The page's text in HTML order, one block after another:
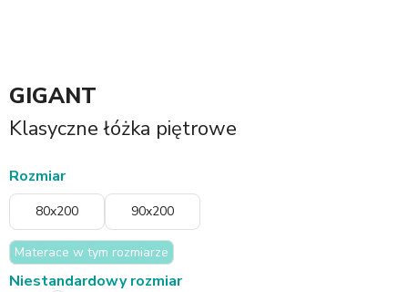
GIGANT
Klasyczne łóżka piętrowe
Rozmiar
80x200 90x200
Materace w tym rozmiarze
Niestandardowy rozmiar